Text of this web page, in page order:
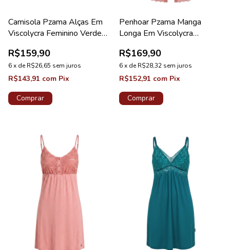
Camisola Pzama Alças Em
Viscolycra Feminino Verde
R$159,90
6x deR$26,65 sem juros
R$143,91 com Pix
Comprar
Penhoar Pzama Manga
Longa Em Viscolycra
R$169,90
6x deR$28,32 sem juros
R$152,91 com Pix
Comprar